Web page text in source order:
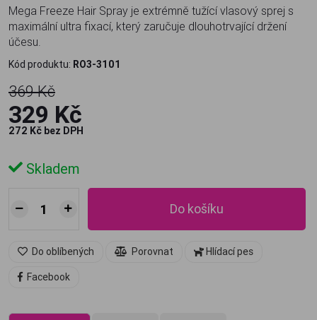
Mega Freeze Hair Spray je extrémně tužící vlasový sprej s
maximální ultra fixací, který zaručuje dlouhotrvající držení
účesu.
Kód produktu: RO3-3101
369 Kč
329 Kč
272 Kč bez DPH
Skladem
Do košíku
Do oblíbených Porovnat
Hlídací pes
Facebook